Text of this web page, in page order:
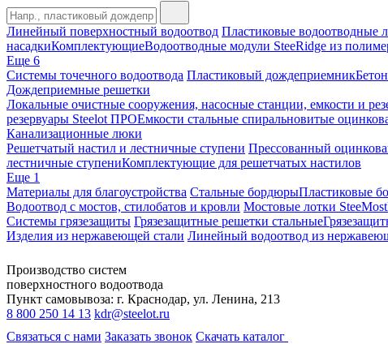
Линейный поверхностный водоотвод Пластиковые водоотводные
насадкиКомплектующиеВодоотводные модули SteeRidge из
Еще 6
Системы точечного водоотвода Пластиковый дождеприемник
Дождеприемные решетки
Локальные очистные сооружения, насосные станции, емкости и
резервуары Steelot ПРОЕмкости стальные спиральновитые
Канализационные люки
Решетчатый настил и лестничные ступени Прессованный
лестничные ступениКомплектующие для решетчатых настилов
Еще 1
Материалы для благоустройства Стальные бордюрыПластиковые
Водоотвод с мостов, стилобатов и кровли Мостовые лотки SteeMost
Системы грязезащиты Грязезащитные решетки стальные
Изделия из нержавеющей стали Линейный водоотвод из
Производство систем
поверхностного водоотвода
Пункт самовывоза: г. Краснодар, ул. Ленина, 213
8 800 250 14 13 kdr@steelot.ru
Связаться с нами Заказать звонок Скачать каталог